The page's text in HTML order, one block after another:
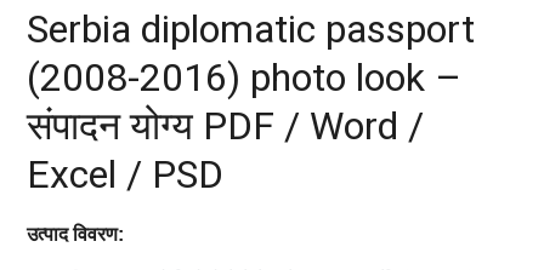
Serbia diplomatic passport
(2008-2016) photo look –
संपादन योग्य PDF / Word /
Excel / PSD
उत्पाद विवरण: